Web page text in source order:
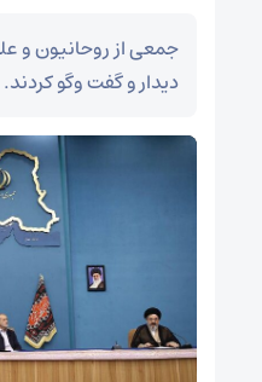
جمعی از روحانیون و
دیدار و گفت وگو کردند.